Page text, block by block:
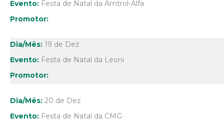
Festa de Natal da Amtrol-Alfa
19 de Dez
Festa de Natal da Leoni
20 de Dez
Festa de Natal da CMG